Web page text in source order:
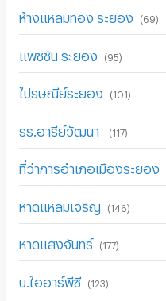
ห้างแหลมทอง ระยอง (69)
แพชชัน ระยอง (95)
ไปรษณีย์ระยอง (101)
รร.อารีย์วัฒนา (117)
ที่ว่าการอำเภอเมืองระยอง
หาดแหลมเจริญ (146)
หาดแสงจันทร์ (177)
บ.ไออาร์พีซี (123)